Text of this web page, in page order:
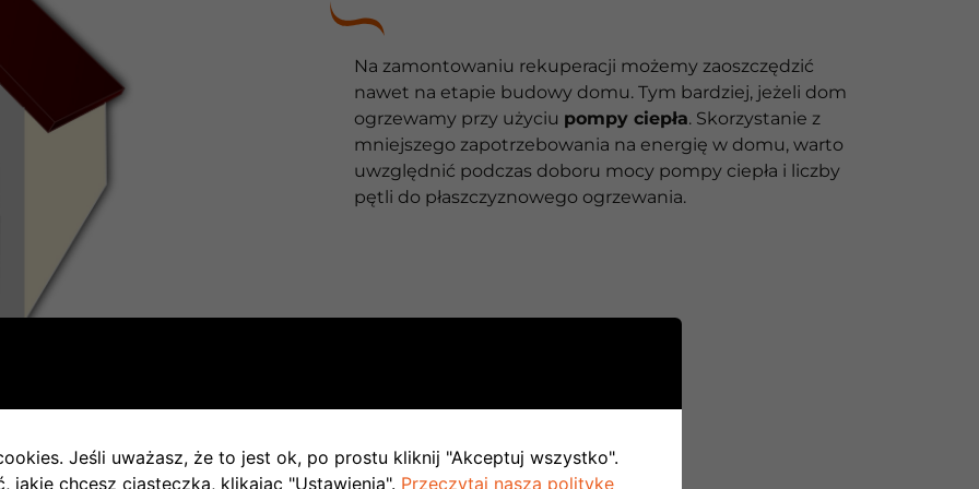
Na zamontowaniu rekuperacji możemy zaoszczędzić
nawet na etapie budowy domu. Tym bardziej, jeżeli dom
ogrzewamy przy użyciu pompy ciepła. Skorzystanie z
mniejszego zapotrzebowania na energię w domu, warto
uwzględnić podczas doboru mocy pompy ciepła i liczby
pętli do płaszczyznowego ogrzewania.
INWESTYCJI
Jeśli uważasz, że to jest ok, po prostu kliknij "Akceptuj wszystko".
jakie chcesz ciasteczka, klikając "Ustawienia". Przeczytaj naszą politykę